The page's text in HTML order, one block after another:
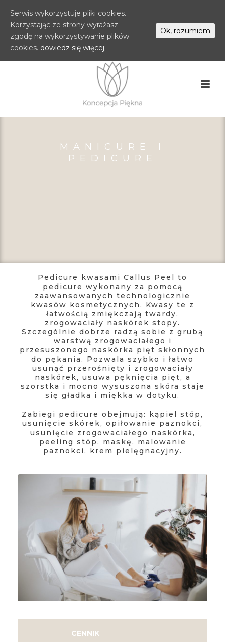
MANICURE I
PEDICURE
Pedicure kwasami Callus Peel to
pedicure wykonany za pomocą
zaawansowanych technologicznie
kwasów kosmetycznych. Kwasy te z
łatwością zmiękczają twardy,
zrogowaciały naskórek stopy.
Szczególnie dobrze radzą sobie z grubą
warstwą zrogowaciałego i
przesuszonego naskórka pięt skłonnych
do pękania. Pozwala szybko i łatwo
usunąć przerośnięty i zrogowaciały
naskórek, usuwa pęknięcia pięt, a
szorstka i mocno wysuszona skóra staje
się gładka i miękka w dotyku.
Zabiegi pedicure obejmują: kąpiel stóp,
usunięcie skórek, opiłowanie paznokci,
usunięcie zrogowaciałego naskórka,
peeling stóp, maskę, malowanie
paznokci, krem pielęgnacyjny.
CENNIK
Serwis wykorzystuje pliki cookies.
Korzystając ze strony wyrażasz
zgodę na wykorzystywanie plików
cookies. dowiedz się więcej.
Ok, rozumiem